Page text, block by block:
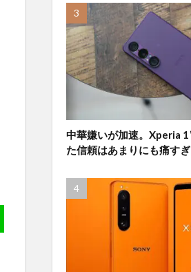
中華嫌いが加速。Xperia
た信頼はあまりにも痛す